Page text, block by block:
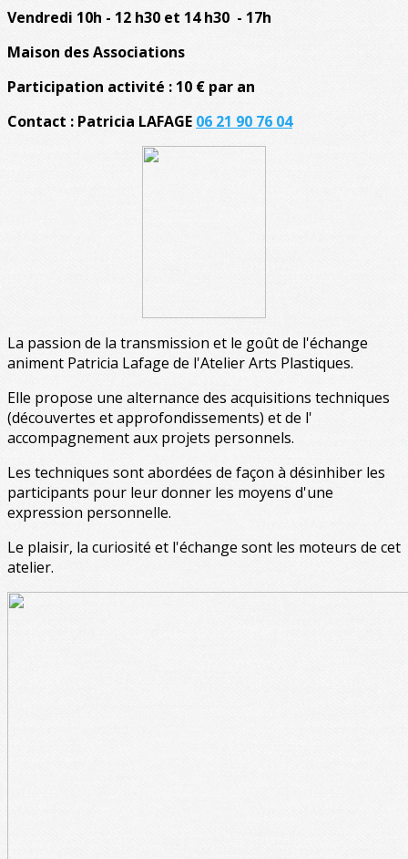
Vendredi 10h - 12 h30 et 14 h30 - 17h
Maison des Associations
Participation activité : 10 € par an
Contact : Patricia LAFAGE 06 21 90 76 04
La passion de la transmission et le goût de l'échange
animent Patricia Lafage de l'Atelier Arts Plastiques.
Elle propose une alternance des acquisitions techniques
(découvertes et approfondissements) et de l'
accompagnement aux projets personnels.
Les techniques sont abordées de façon à désinhiber les
participants pour leur donner les moyens d'une
expression personnelle.
Le plaisir, la curiosité et l'échange sont les moteurs de cet
atelier.